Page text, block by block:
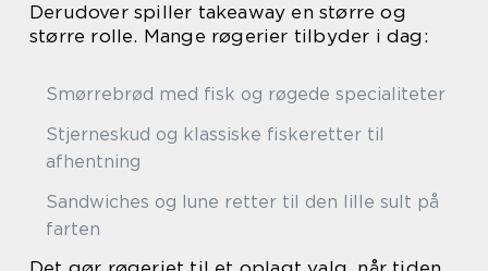
Derudover spiller takeaway en større og
større rolle. Mange røgerier tilbyder i dag:
Smørrebrød med fisk og røgede specialiteter
Stjerneskud og klassiske fiskeretter til
afhentning
Sandwiches og lune retter til den lille sult på
farten